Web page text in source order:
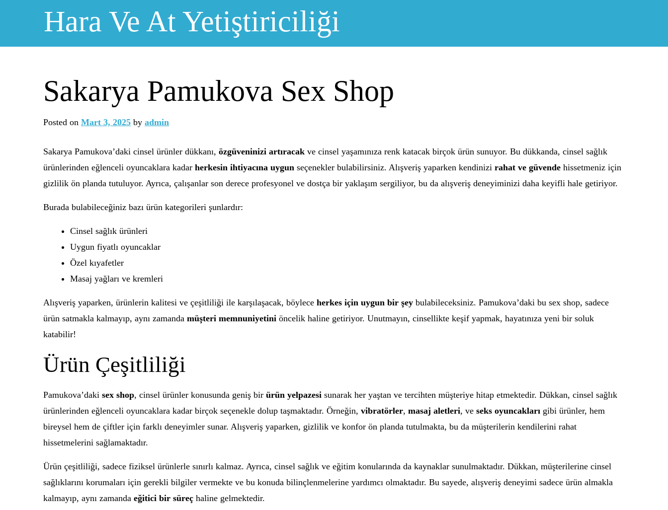
Hara Ve At Yetiştiriciliği
Sakarya Pamukova Sex Shop
Posted on Mart 3, 2025 by admin
Sakarya Pamukova’daki cinsel ürünler dükkanı, özgüveninizi artıracak ve cinsel yaşamınıza renk katacak birçok ürün sunuyor. Bu dükkanda, cinsel sağlık
ürünlerinden eğlenceli oyuncaklara kadar herkesin ihtiyacına uygun seçenekler bulabilirsiniz. Alışveriş yaparken kendinizi rahat ve güvende hissetmeniz için
gizlilik ön planda tutuluyor. Ayrıca, çalışanlar son derece profesyonel ve dostça bir yaklaşım sergiliyor, bu da alışveriş deneyiminizi daha keyifli hale getiriyor.
Burada bulabileceğiniz bazı ürün kategorileri şunlardır:
Cinsel sağlık ürünleri
Uygun fiyatlı oyuncaklar
Özel kıyafetler
Masaj yağları ve kremleri
Alışveriş yaparken, ürünlerin kalitesi ve çeşitliliği ile karşılaşacak, böylece herkes için uygun bir şey bulabileceksiniz. Pamukova’daki bu sex shop, sadece
ürün satmakla kalmayıp, aynı zamanda müşteri memnuniyetini öncelik haline getiriyor. Unutmayın, cinsellikte keşif yapmak, hayatınıza yeni bir soluk
katabilir!
Ürün Çeşitliliği
Pamukova’daki sex shop, cinsel ürünler konusunda geniş bir ürün yelpazesi sunarak her yaştan ve tercihten müşteriye hitap etmektedir. Dükkan, cinsel sağlık
ürünlerinden eğlenceli oyuncaklara kadar birçok seçenekle dolup taşmaktadır. Örneğin, vibratörler, masaj aletleri, ve seks oyuncakları gibi ürünler, hem
bireysel hem de çiftler için farklı deneyimler sunar. Alışveriş yaparken, gizlilik ve konfor ön planda tutulmakta, bu da müşterilerin kendilerini rahat
hissetmelerini sağlamaktadır.
Ürün çeşitliliği, sadece fiziksel ürünlerle sınırlı kalmaz. Ayrıca, cinsel sağlık ve eğitim konularında da kaynaklar sunulmaktadır. Dükkan, müşterilerine cinsel
sağlıklarını korumaları için gerekli bilgiler vermekte ve bu konuda bilinçlenmelerine yardımcı olmaktadır. Bu sayede, alışveriş deneyimi sadece ürün almakla
kalmayıp, aynı zamanda eğitici bir süreç haline gelmektedir.